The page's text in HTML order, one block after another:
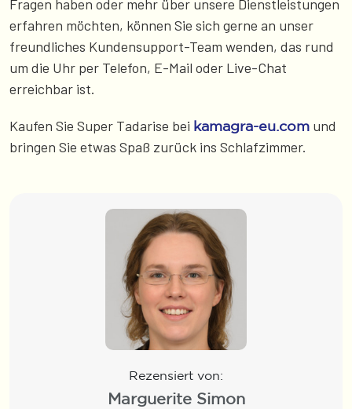
Fragen haben oder mehr über unsere Dienstleistungen
erfahren möchten, können Sie sich gerne an unser
freundliches Kundensupport-Team wenden, das rund
um die Uhr per Telefon, E-Mail oder Live-Chat
erreichbar ist.
Kaufen Sie Super Tadarise bei kamagra-eu.com und
bringen Sie etwas Spaß zurück ins Schlafzimmer.
Rezensiert von:
Marguerite Simon